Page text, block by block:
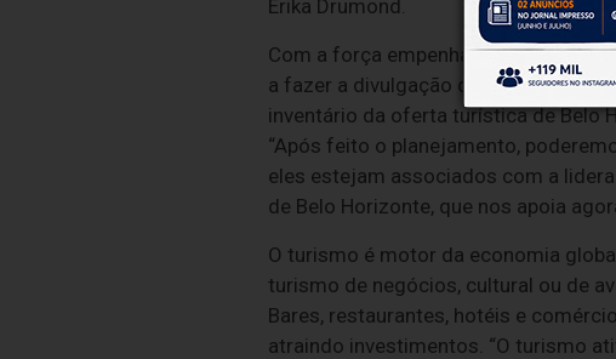
Erika Drumond.
Com a força empenhada no
a fazer a divulgação de
inventário da oferta turística de Belo
“Após feito o planejamento,
eles estejam associados com a
de Belo Horizonte, que nos apoia
O turismo é motor da economia
turismo de negócios, cultural ou de
Bares, restaurantes, hotéis e
atraindo investimentos. “O turismo